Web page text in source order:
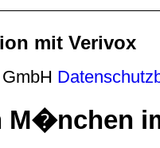
mit Verivox
M�nchen